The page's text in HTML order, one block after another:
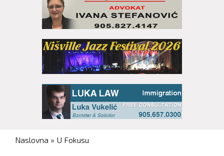
You are here
Naslovna » U Fokusu